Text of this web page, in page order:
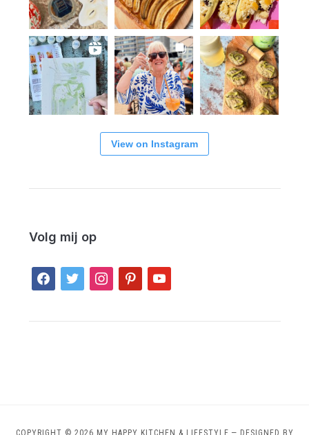
View on Instagram
Volg mij op
facebook
twitter instagrampinterestyoutube
COPYRIGHT © 2026 MY HAPPY KITCHEN & LIFESTYLE — DESIGNED BY